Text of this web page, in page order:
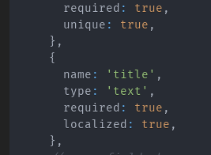
      required
: true ,
      unique
: true ,
} ,
{
      name
: 'title' ,
      type
: 'text' ,
      required
: true ,
      localized
: true ,
} ,